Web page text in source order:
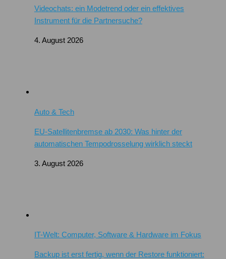
Videochats: ein Modetrend oder ein effektives
Instrument für die Partnersuche?
4. August 2026
Auto & Tech
EU-Satellitenbremse ab 2030: Was hinter der
automatischen Tempodrosselung wirklich steckt
3. August 2026
IT-Welt: Computer, Software & Hardware im Fokus
Backup ist erst fertig, wenn der Restore funktioniert: